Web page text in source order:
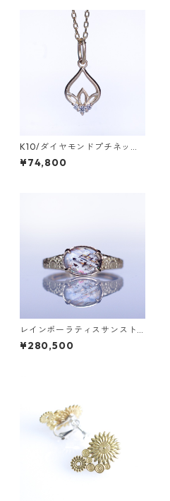
K10/ダイヤモンドプチネック
レス HASU(ハス)
¥74,800
レインボーラティスサンスト
ーンK18リング GRADINAW(グ
ラディナ）[GW002]
¥280,500